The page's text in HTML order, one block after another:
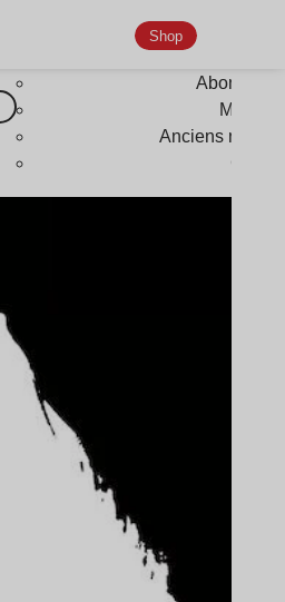
Shop
Anciens